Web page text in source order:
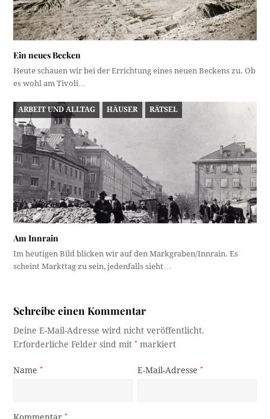
Ein neues Becken
Heute schauen wir bei der Errichtung eines neuen Beckens zu. Ob
es wohl am Tivoli…
ARBEIT UND ALLTAG HÄUSER RÄTSEL
Am Innrain
Im heutigen Bild blicken wir auf den Markgraben/Innrain. Es
scheint Markttag zu sein, jedenfalls sieht…
Schreibe einen Kommentar
Deine E-Mail-Adresse wird nicht veröffentlicht.
Erforderliche Felder sind mit* markiert
Name* E-Mail-Adresse*
*